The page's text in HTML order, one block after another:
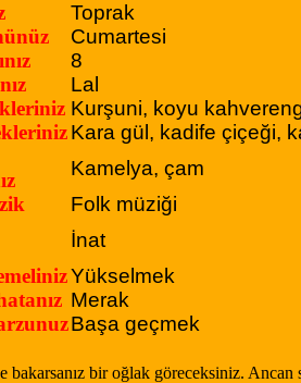
Toprak
Cumartesi
8
Lal
Kurşuni, koyu
Kara gül, kadife çiçeği,
Kamelya, çam
Folk müziği
İnat
Yükselmek
Merak
Başa geçmek
bakarsanız bir oğlak göreceksiniz.